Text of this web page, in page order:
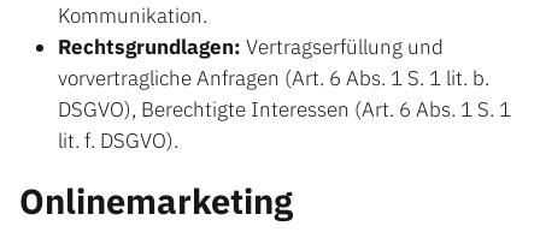
Kommunikation.
Rechtsgrundlagen: Vertragserfüllung und
vorvertragliche Anfragen (Art. 6 Abs. 1 S. 1 lit. b.
DSGVO), Berechtigte Interessen (Art. 6 Abs. 1 S. 1
lit. f. DSGVO).
Onlinemarketing